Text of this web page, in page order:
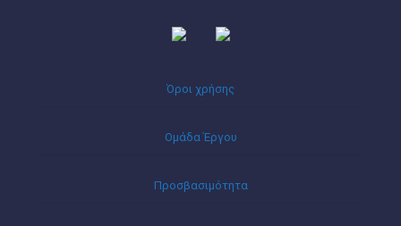
Όροι χρήσης
Ομάδα Έργου
Προσβασιμότητα